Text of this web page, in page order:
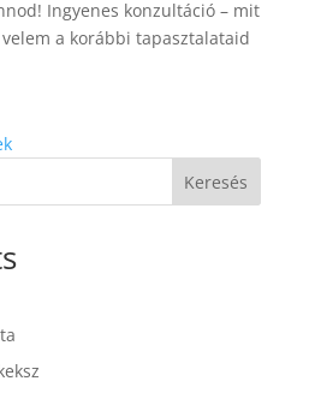
Ingyenes konzultáció – mit
a korábbi tapasztalataid
Keresés